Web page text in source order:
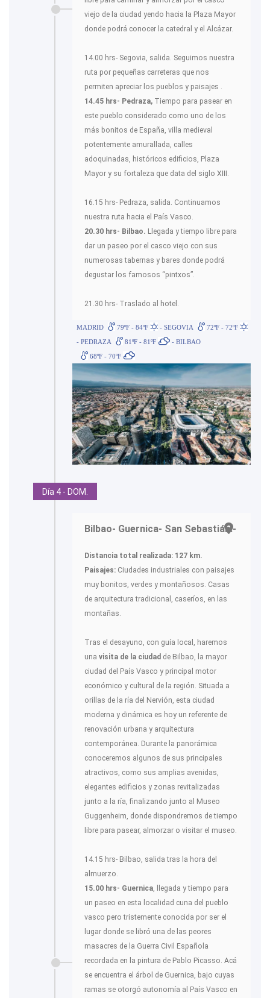
viejo de la ciudad yendo hacia la Plaza Mayor
donde podrá conocer la catedral y el Alcázar.
14.00 hrs- Segovia, salida. Seguimos nuestra
ruta por pequeñas carreteras que nos
permiten apreciar los pueblos y paisajes .
14.45 hrs- Pedraza, Tiempo para pasear en
este pueblo considerado como uno de los
más bonitos de España, villa medieval
potentemente amurallada, calles
adoquinadas, históricos edificios, Plaza
Mayor y su fortaleza que data del siglo XIII.
16.15 hrs- Pedraza, salida. Continuamos
nuestra ruta hacia el País Vasco.
20.30 hrs- Bilbao. Llegada y tiempo libre para
dar un paseo por el casco viejo con sus
numerosas tabernas y bares donde podrá
degustar los famosos “pintxos”.
21.30 hrs- Traslado al hotel.
MADRID 79ºF - 84ºF - SEGOVIA
72ºF - 72ºF
- PEDRAZA
81ºF - 81ºF
- BILBAO
68ºF - 70ºF
Día 4 - DOM.
Bilbao- Guernica- San Sebastián.-
Distancia total realizada: 127 km.
Paisajes: Ciudades industriales con paisajes
muy bonitos, verdes y montañosos. Casas
de arquitectura tradicional, caseríos, en las
montañas.
Tras el desayuno, con guía local, haremos
una visita de la ciudad de Bilbao, la mayor
ciudad del País Vasco y principal motor
económico y cultural de la región. Situada a
orillas de la ría del Nervión, esta ciudad
moderna y dinámica es hoy un referente de
renovación urbana y arquitectura
contemporánea. Durante la panorámica
conoceremos algunos de sus principales
atractivos, como sus amplias avenidas,
elegantes edificios y zonas revitalizadas
junto a la ría, finalizando junto al Museo
Guggenheim, donde dispondremos de tiempo
libre para pasear, almorzar o visitar el museo.
14.15 hrs- Bilbao, salida tras la hora del
almuerzo.
15.00 hrs- Guernica , llegada y tiempo para
un paseo en esta localidad cuna del pueblo
vasco pero tristemente conocida por ser el
lugar donde se libró una de las peores
masacres de la Guerra Civil Española
recordada en la pintura de Pablo Picasso. Acá
se encuentra el árbol de Guernica, bajo cuyas
ramas se otorgó autonomía al País Vasco en